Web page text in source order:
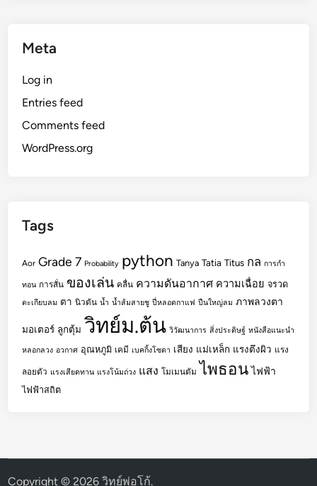
Meta
Log in
Entries feed
Comments feed
WordPress.org
Tags
Aor Grade 7 Probability python Tanya Tatia Titus กล การกำ
ทอน การสั่น ของเล่น คลื่น ความดันอากาศ ความเฉื่อย จรวด
ตะเกียบลม ตา นิวตัน น้ำ น้ำส้มสายชู ปี่หลอดกาแฟ ปืนใหญ่ลม ภาพลวงตา
มอเตอร์ ลูกตุ้ม วิทย์ม.ต้น วิวัฒนาการ สิ่งประดิษฐ์ หนังสือแนะนำ
หลอกลวง อวกาศ อุณหภูมิ เคมี เบคกิ้งโซดา เสียง แม่เหล็ก แรงตึงผิว แรง
ลอยตัว แรงเสียดทาน แรงโน้มถ่วง แสง โมเมนตัม ไพธอน ไฟฟ้า
ไฟฟ้าสถิต
Copyright © 2026วิทย์พ่อโก้.